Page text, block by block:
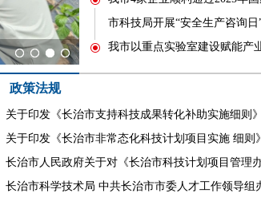
市科技局开展“安全生产咨询日
我市以重点实验室建设赋能产
政策法规
关于印发《长治市支持科技成果转化补助实施细则
关于印发《长治市非常态化科技计划项目实施 细则
长治市人民政府关于对《长治市科技计划项目管理
科...
长治市科学技术局 中共长治市市委人才工作领导组